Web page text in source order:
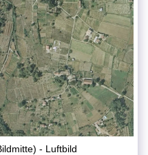
- Luftbild